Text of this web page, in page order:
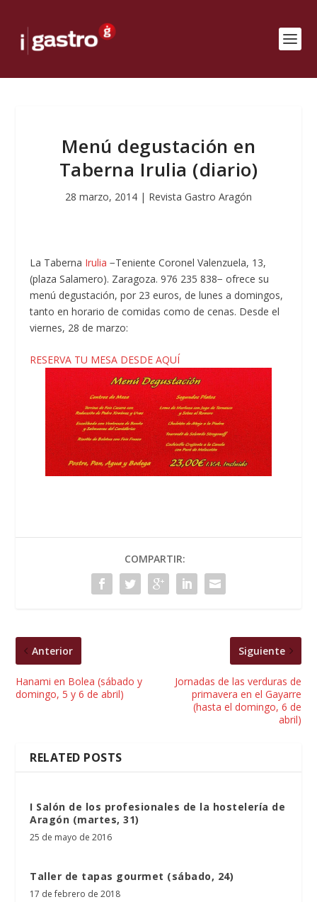
Menú degustación en
Taberna Irulia (diario)
28 marzo, 2014 | Revista Gastro Aragón
La Taberna Irulia−Teniente Coronel Valenzuela, 13,
(plaza Salamero). Zaragoza. 976 235 838− ofrece su
menú degustación, por 23 euros, de lunes a domingos,
tanto en horario de comidas como de cenas. Desde el
viernes, 28 de marzo:
RESERVA TU MESA DESDE AQUÍ
COMPARTIR:
Anterior
Hanami en Bolea (sábado y
domingo, 5 y 6 de abril)
Siguiente
Jornadas de las verduras de
primavera en el Gayarre
(hasta el domingo, 6 de
abril)
RELATED POSTS
I Salón de los profesionales de la hostelería de
Aragón (martes, 31)
25 de mayo de 2016
Taller de tapas gourmet (sábado, 24)
17 de febrero de 2018